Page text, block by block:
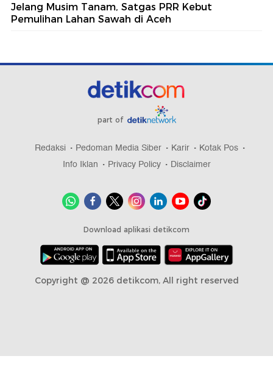
Jelang Musim Tanam, Satgas PRR Kebut
Pemulihan Lahan Sawah di Aceh
part of
Redaksi Pedoman Media Siber Karir
Kotak Pos
Info Iklan
Privacy Policy Disclaimer
Download aplikasi detikcom
Copyright @ 2026 detikcom, All right reserved